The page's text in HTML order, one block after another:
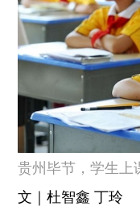
贵州毕节，学生上
文｜杜智鑫 丁玲